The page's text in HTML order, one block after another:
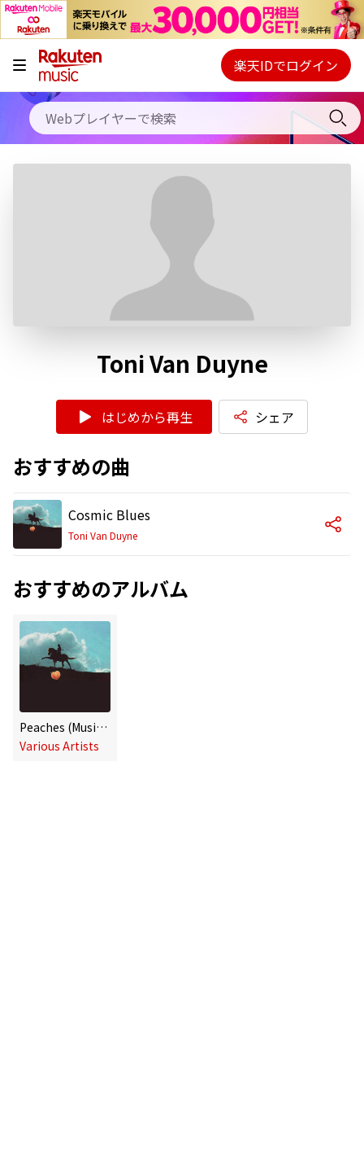
キャンペーン
料金プラン
使い方
Webプレイヤー
ご契約内容の確認・変更
楽天IDでログイン
Toni Van Duyne
はじめから再生 シェア
おすすめの曲
Cosmic Blues
Toni Van Duyne
おすすめのアルバム
Peaches (Music From The Motion Picture)
Various Artists